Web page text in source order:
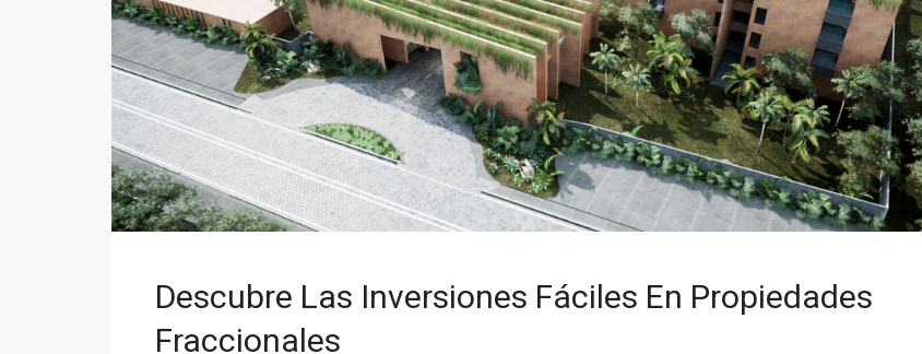
Descubre Las Inversiones Fáciles En Propiedades
Fraccionales